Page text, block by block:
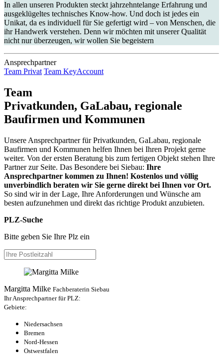
In allen unseren Produkten steckt jahrzehntelange Erfahrung und
ausgeklügeltes technisches Know-how. Und doch ist jedes ein
Unikat, da es individuell für Sie gefertigt wird – von Menschen, die
ihr Handwerk verstehen. Denn wir möchten mit unserer Qualität
nicht nur überzeugen, wir wollen Sie begeistern
Ansprechpartner
Team Privat Team KeyAccount
Team
Privatkunden, GaLabau, regionale
Baufirmen und Kommunen
Unsere Ansprechpartner für Privatkunden, GaLabau, regionale
Baufirmen und Kommunen helfen Ihnen bei Ihren Projekt gerne
weiter. Von der ersten Beratung bis zum fertigen Objekt stehen Ihre
Partner zur Seite. Das Besondere bei Siebau: Ihre
Ansprechpartner kommen zu Ihnen! Kostenlos und völlig
unverbindlich beraten wir Sie gerne direkt bei Ihnen vor Ort.
So sind wir in der Lage, Ihre Anforderungen und Wünsche am
besten aufzunehmen und direkt das richtige Produkt anzubieten.
PLZ-Suche
Bitte geben Sie Ihre Plz ein
Margitta Milke Fachberaterin Siebau
Ihr Ansprechpartner für PLZ:
Gebiete:
Niedersachsen
Bremen
Nord-Hessen
Ostwestfalen